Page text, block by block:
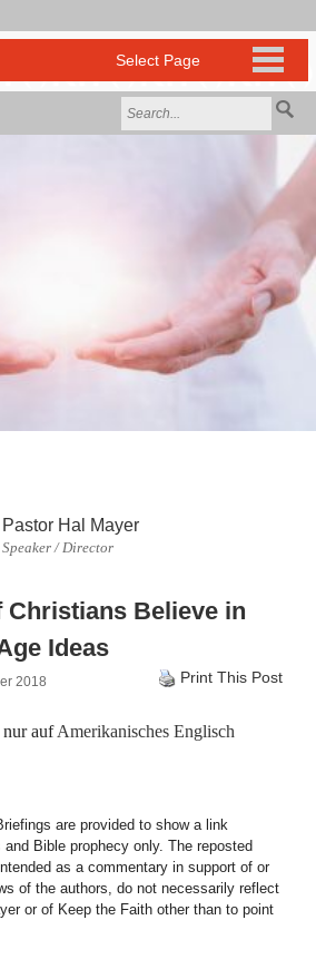
Pastor Hal Mayer
Speaker / Director
Christians Believe in
Ideas
2018 Print This Post
nur aufAmerikanisches Englisch
are provided to show a link
and Bible prophecy only. The reposted
as a commentary in support of or
of the authors, do not necessarily reflect
or of Keep the Faith other than to point